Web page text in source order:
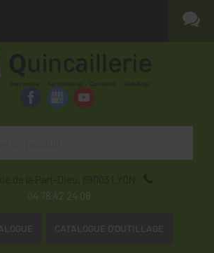
de la Part-Dieu, 69003
LYON
04 78 42 24 08
CATALOGUE D'OUTILLAGE